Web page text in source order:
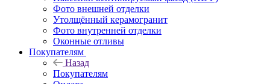
Фото внешней отделки
Утолщённый керамогранит
Фото внутренней отделки
Оконные отливы
Покупателям
Назад
Покупателям